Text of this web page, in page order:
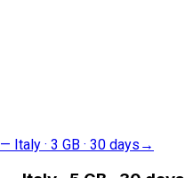
— Italy · 3 GB · 30 days →